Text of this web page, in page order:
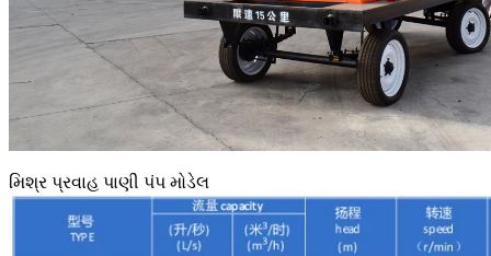
મિશ્ર પ્રવાહ પાણી પંપ મોડેલ